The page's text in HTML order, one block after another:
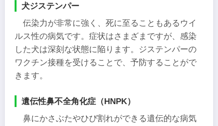
犬ジステンパー
伝染力が非常に強く、死に至ることもあるウイ
ルス性の病気です。症状はさまざまですが、感染
した犬は深刻な状態に陥ります。ジステンパーの
ワクチン接種を受けることで、予防することがで
きます。
遺伝性鼻不全角化症（HNPK）
鼻にかさぶたやひび割れができる遺伝的な病気